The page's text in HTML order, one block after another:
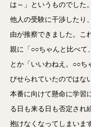
は～」というものでした
他人の受験に干渉したり
由が推察できました。こ
親に「○○ちゃんと比べて
とか「いいわねえ。○○ち
びせられていたのではな
本番に向けて懸命に学習
る日も来る日も否定され
抱けなくなってしまいま